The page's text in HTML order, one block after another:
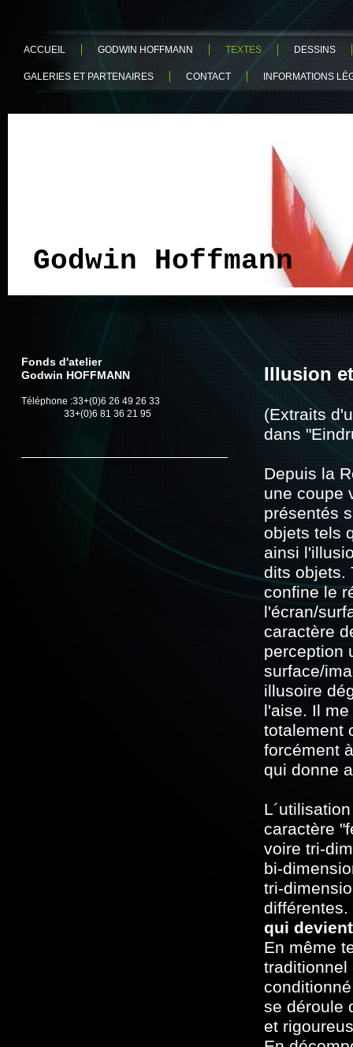
ACCUEIL GODWIN HOFFMANN TEXTES DESSINS
GALERIES ET PARTENAIRES CONTACT INFORMATIONS
Godwin Hoffmann
Fonds d'atelier
Godwin HOFFMANN
Téléphone :33+(0)6 26 49 26 33
33+(0)6 81 36 21 95
Illusion
(Extraits
dans
Depuis la
une coupe
présentés
objets tels
ainsi
dits objets.
confine le
l'écran/
caractère
perception
surface/
illusoire
l'aise. Il
totalement
forcément
qui donne
caractère
voire tri-
bi-
tri-
qui
En même
traditionnel
se déroule
et